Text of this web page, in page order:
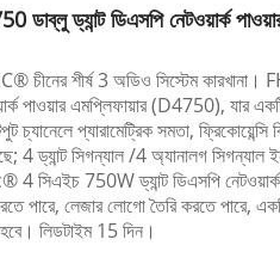
ডাব্লু ড্যান্ট ডিএসপি নেটওয়ার্ক
চীনের শীর্ষ 3 অডিও সিস্টেম
পাওয়ার এমপ্লিফায়ার (D4750), যার
চ্যানেলে প্যারামেট্রিক সমতা,
4 ড্যান্ট সিগন্যাল /4 অ্যানালগ
সিএইচ 750W ড্যান্ট ডিএসপি নেটওয়ার্ক
পারে, লেজার লোগো তৈরি করতে পারে,
লিডটাইম 15 দিন।